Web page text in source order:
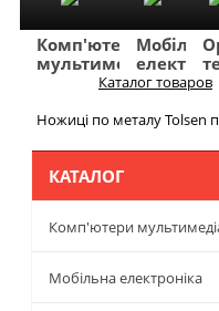
Комп'ютери
мультимедіа
Мобільна
Каталог товаров
Ножиці по металу Tolsen
КАТАЛОГ
Комп'ютери
Мобільна електроніка